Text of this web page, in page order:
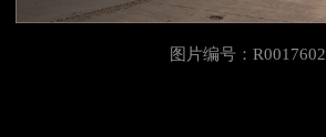
图片编号：R0017602